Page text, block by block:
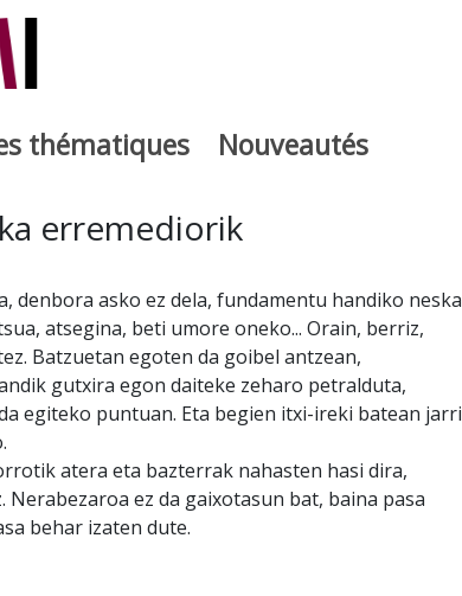
thématiques Nouveautés
erremediorik
denbora asko ez dela, fundamentu handiko neska
atsegina, beti umore oneko... Orain, berriz,
Batzuetan egoten da goibel antzean,
gutxira egon daiteke zeharo petralduta,
egiteko puntuan. Eta begien itxi-ireki batean jarri
atera eta bazterrak nahasten hasi dira,
ez da gaixotasun bat, baina pasa
behar izaten dute.